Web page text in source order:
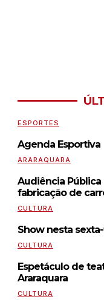
ESPORTES
Agenda Esportiva
ARARAQUARA
Audiência
fabricação de
CULTURA
Show nesta
CULTURA
Espetáculo de
Araraquara
CULTURA